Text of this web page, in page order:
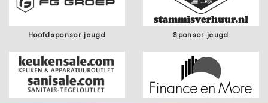
Hoofdsponsor jeugd Sponsor jeugd